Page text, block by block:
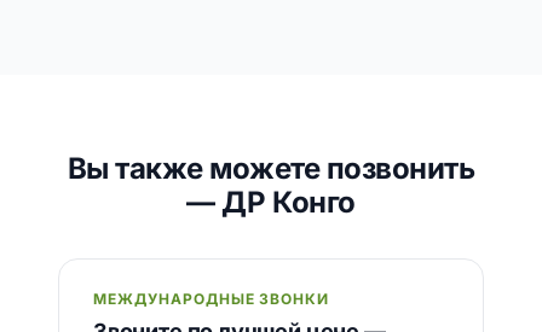
Вы также можете позвонить
— ДР Конго
МЕЖДУНАРОДНЫЕ ЗВОНКИ